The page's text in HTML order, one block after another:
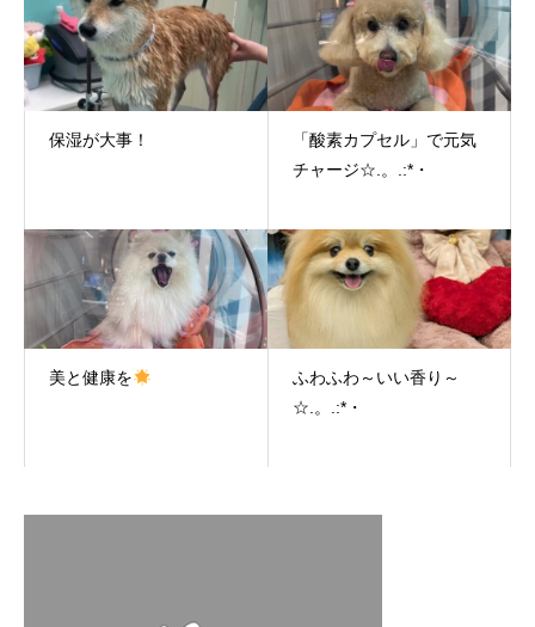
保湿が大事！
「酸素カプセル」で元気
チャージ☆.。.:*・
美と健康を
ふわふわ～いい香り～
☆.。.:*・